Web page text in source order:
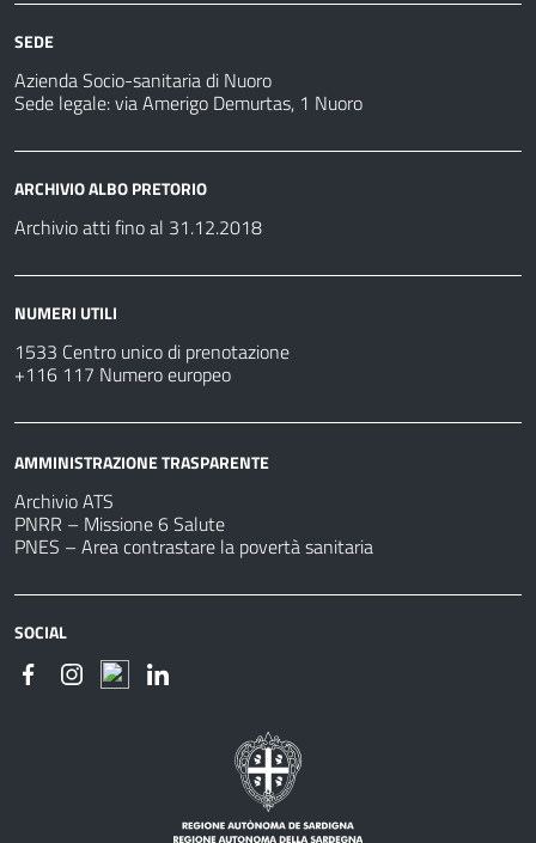
SEDE
Azienda Socio-sanitaria di Nuoro
Sede legale: via Amerigo Demurtas, 1 Nuoro
ARCHIVIO ALBO PRETORIO
Archivio atti fino al 31.12.2018
NUMERI UTILI
1533 Centro unico di prenotazione
+116 117 Numero europeo
AMMINISTRAZIONE TRASPARENTE
Archivio ATS
PNRR – Missione 6 Salute
PNES – Area contrastare la povertà sanitaria
SOCIAL